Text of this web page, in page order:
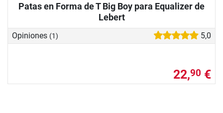
Patas en Forma de T Big Boy para Equalizer de
Lebert
Opiniones (1) 5,0
22,90 €